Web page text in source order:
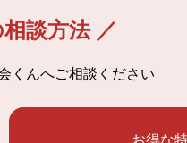
談方法 ／
くんへご相談ください